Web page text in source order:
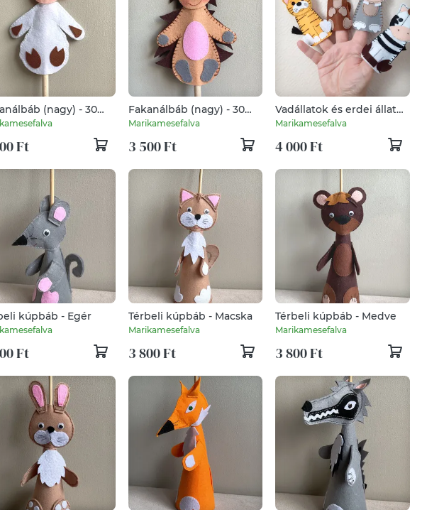
(nagy) - 30
Ft
Fakanálbáb (nagy) - 30
cm (Sün)
Marikamesefalva
3 500 Ft
Vadállatok és erdei állatok
ujjbábok
Marikamesefalva
4 000 Ft
kúpbáb - Egér
Ft
Térbeli kúpbáb - Macska
Marikamesefalva
3 800 Ft
Térbeli kúpbáb - Medve
Marikamesefalva
3 800 Ft